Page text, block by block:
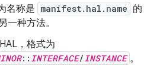
名称是 manifest.hal.name 的
一种方法。
，格式为
:: INTERFACE/INSTANCE 。